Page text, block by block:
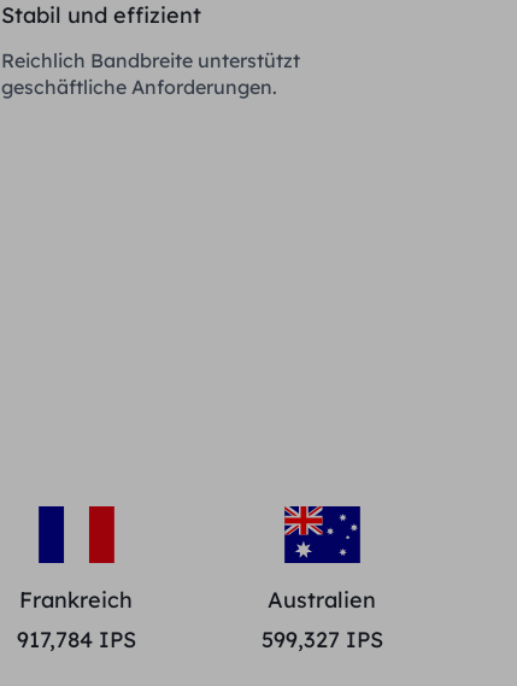
Stabil und effizient
Reichlich Bandbreite unterstützt
geschäftliche Anforderungen.
Frankreich
917,784IPS
Australien
599,327 IPS